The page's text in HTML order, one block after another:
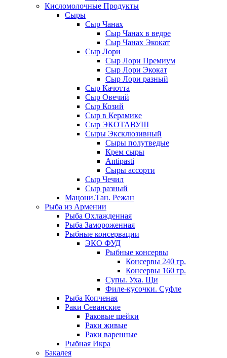
Кисломолочные Продукты
Сыры
Сыр Чанах
Сыр Чанах в ведре
Сыр Чанах Экокат
Сыр Лори
Сыр Лори Премиум
Сыр Лори Экокат
Сыр Лори разный
Сыр Качотта
Сыр Овечий
Сыр Козий
Сыр в Керамике
Сыр ЭКОТАВУШ
Сыры Эксклюзивный
Сыры полутведые
Крем сыры
Antipasti
Сыры ассорти
Сыр Чечил
Сыр разный
Мацони.Тан. Режан
Рыба из Армении
Рыба Охлажденная
Рыба Замороженная
Рыбные консервации
ЭКО ФУД
Рыбные консервы
Консервы 240 гр.
Консервы 160 гр.
Супы. Уха. Щи
Филе-кусочки. Суфле
Рыба Копченая
Раки Севанские
Раковые шейки
Раки живые
Раки варенные
Рыбная Икра
Бакалея